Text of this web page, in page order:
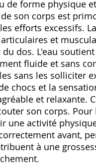
de forme physique
de son corps est
efforts excessifs.
et
dos. L'eau
fluide et sans
sans les solliciter
chocs et la
et
son corps.
une activité
avant,
à une